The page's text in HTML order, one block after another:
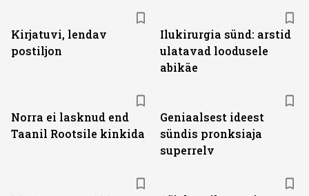
Kirjatuvi, lendav
postiljon
Ilukirurgia sünd: arstid
ulatavad loodusele
abikäe
Norra ei lasknud end
Taanil Rootsile kinkida
Geniaalsest ideest
sündis pronksiaja
superrelv